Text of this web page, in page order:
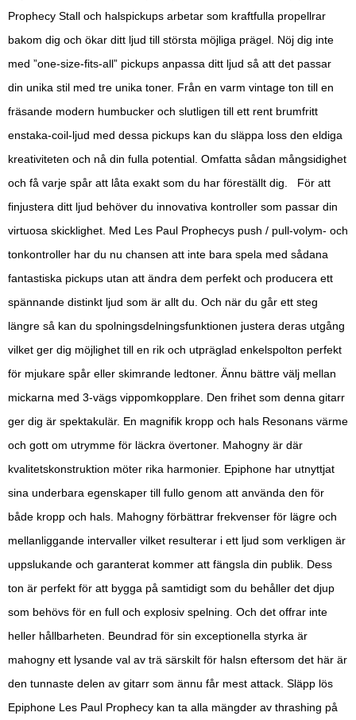
Prophecy Stall och halspickups arbetar som kraftfulla propellrar
bakom dig och ökar ditt ljud till största möjliga prägel. Nöj dig inte
med ”one-size-fits-all” pickups anpassa ditt ljud så att det passar
din unika stil med tre unika toner. Från en varm vintage ton till en
fräsande modern humbucker och slutligen till ett rent brumfritt
enstaka-coil-ljud med dessa pickups kan du släppa loss den eldiga
kreativiteten och nå din fulla potential. Omfatta sådan mångsidighet
och få varje spår att låta exakt som du har föreställt dig. För att
finjustera ditt ljud behöver du innovativa kontroller som passar din
virtuosa skicklighet. Med Les Paul Prophecys push / pull-volym- och
tonkontroller har du nu chansen att inte bara spela med sådana
fantastiska pickups utan att ändra dem perfekt och producera ett
spännande distinkt ljud som är allt du. Och när du går ett steg
längre så kan du spolningsdelningsfunktionen justera deras utgång
vilket ger dig möjlighet till en rik och utpräglad enkelspolton perfekt
för mjukare spår eller skimrande ledtoner. Ännu bättre välj mellan
mickarna med 3-vägs vippomkopplare. Den frihet som denna gitarr
ger dig är spektakulär. En magnifik kropp och hals Resonans värme
och gott om utrymme för läckra övertoner. Mahogny är där
kvalitetskonstruktion möter rika harmonier. Epiphone har utnyttjat
sina underbara egenskaper till fullo genom att använda den för
både kropp och hals. Mahogny förbättrar frekvenser för lägre och
mellanliggande intervaller vilket resulterar i ett ljud som verkligen är
uppslukande och garanterat kommer att fängsla din publik. Dess
ton är perfekt för att bygga på samtidigt som du behåller det djup
som behövs för en full och explosiv spelning. Och det offrar inte
heller hållbarheten. Beundrad för sin exceptionella styrka är
mahogny ett lysande val av trä särskilt för halsn eftersom det här är
den tunnaste delen av gitarr som ännu får mest attack. Släpp lös
Epiphone Les Paul Prophecy kan ta alla mängder av thrashing på